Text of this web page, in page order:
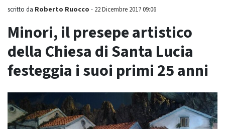
scritto da Roberto Ruocco - 22 Dicembre 2017 09:06
Minori, il presepe artistico
della Chiesa di Santa Lucia
festeggia i suoi primi 25 anni